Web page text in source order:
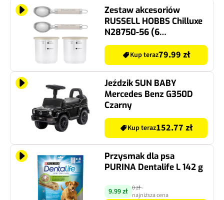
Zestaw akcesoriów
RUSSELL HOBBS Chilluxe
N28750-56 (6
elementów)
Kup teraz79.99 zł
Jeździk SUN BABY
Mercedes Benz G350D
Czarny
Kup teraz152.77 zł
Przysmak dla psa
PURINA Dentalife L 142 g
9.99 zł 0 zł-
najniższa cena